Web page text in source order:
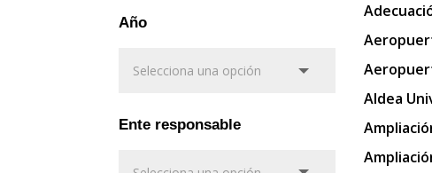
Año
Ente responsable
Aldea